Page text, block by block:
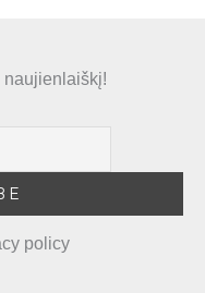
naujienlaiškį!
policy